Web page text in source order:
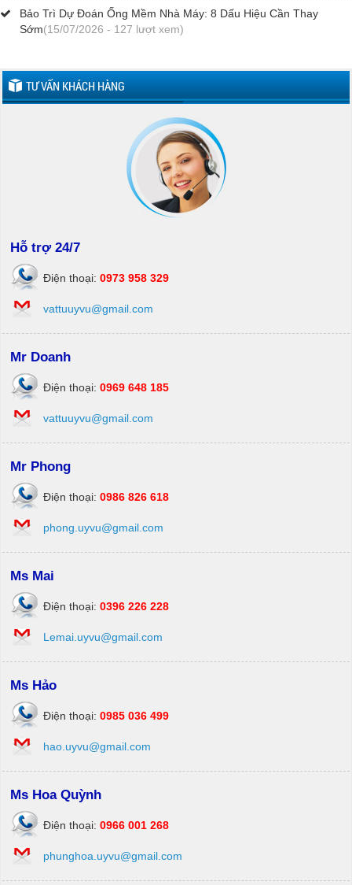
Bảo Trì Dự Đoán Ống Mềm Nhà Máy: 8 Dấu Hiệu Cần Thay
Sớm(15/07/2026 - 127 lượt xem)
TƯ VẤN KHÁCH HÀNG
Hỗ trợ 24/7
Điện thoại: 0973 958 329
vattuuyvu@gmail.com
Mr Doanh
Điện thoại: 0969 648 185
vattuuyvu@gmail.com
Mr Phong
Điện thoại: 0986 826 618
phong.uyvu@gmail.com
Ms Mai
Điện thoại: 0396 226 228
Lemai.uyvu@gmail.com
Ms Hảo
Điện thoại: 0985 036 499
hao.uyvu@gmail.com
Ms Hoa Quỳnh
Điện thoại: 0966 001 268
phunghoa.uyvu@gmail.com